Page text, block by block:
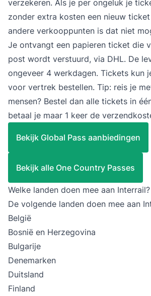
verzekeren. Als je per ongeluk je
zonder extra kosten een nieuw
andere verkooppunten is dat niet
Je ontvangt een papieren ticket die
post wordt verstuurd, via DHL. De
ongeveer 4 werkdagen. Tickets kun
voor vertrek bestellen. Tip: reis je
mensen? Bestel dan alle tickets in
betaal je maar 1 keer de
Bekijk Global Pass aanbiedingen
Bekijk alle One Country Passes
Welke landen doen mee aan Interrail?
De volgende landen doen mee aan
België
Bosnië en Herzegovina
Bulgarije
Denemarken
Duitsland
Finland